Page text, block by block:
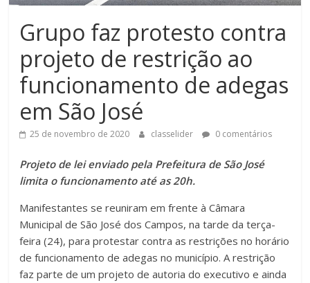
Grupo faz protesto contra
projeto de restrição ao
funcionamento de adegas
em São José
25 de novembro de 2020 classelider 0 comentários
Projeto de lei enviado pela Prefeitura de São José
limita o funcionamento até as 20h.
Manifestantes se reuniram em frente à Câmara
Municipal de São José dos Campos, na tarde da terça-
feira (24), para protestar contra as restrições no horário
de funcionamento de adegas no município. A restrição
faz parte de um projeto de autoria do executivo e ainda